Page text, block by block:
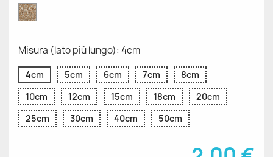
Oro
Glitter
Misura (lato più lungo): 4cm
4cm 5cm 6cm 7cm
8cm
10cm
12cm 15cm 18cm
20cm
25cm
30cm 40cm 50cm